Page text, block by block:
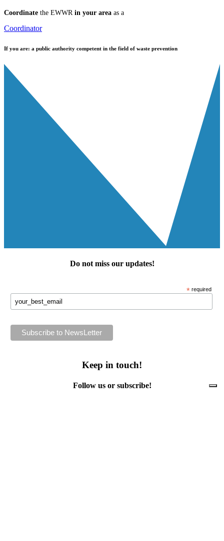
Coordinate the EWWR in your area as a
Coordinator
If you are: a public authority competent in the field of waste prevention
Do not miss our updates!
* required
Keep in touch!
Follow us or subscribe!